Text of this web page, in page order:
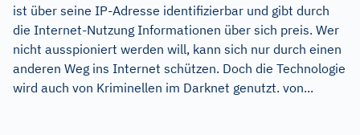
ist über seine IP-Adresse identifizierbar und gibt durch
die Internet-Nutzung Informationen über sich preis. Wer
nicht ausspioniert werden will, kann sich nur durch einen
anderen Weg ins Internet schützen. Doch die Technologie
wird auch von Kriminellen im Darknet genutzt. von...